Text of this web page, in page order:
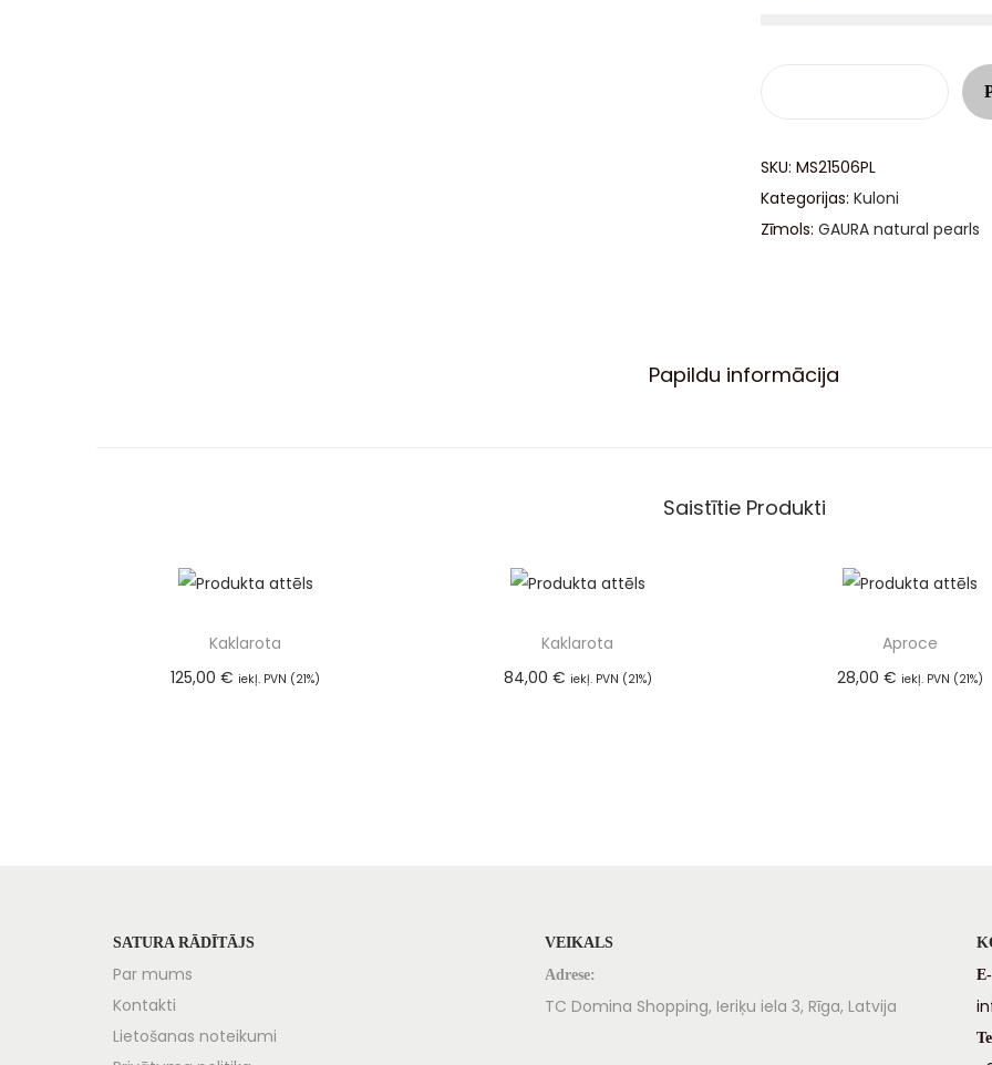
SKU: MS21506PL
Kategorijas: Kuloni
Zīmols: GAURA natural pearls
Papildu informācija
Saistītie Produkti
Kaklarota
125,00€ iekļ. PVN (21%)
Kaklarota
84,00 € iekļ. PVN (21%)
Aproce
28,00 € iekļ. PVN (21%)
SATURA RĀDĪTĀJS
Par mums
Kontakti
Lietošanas noteikumi
VEIKALS
Adrese:
TC Domina Shopping, Ieriķu iela 3, Rīga, Latvija